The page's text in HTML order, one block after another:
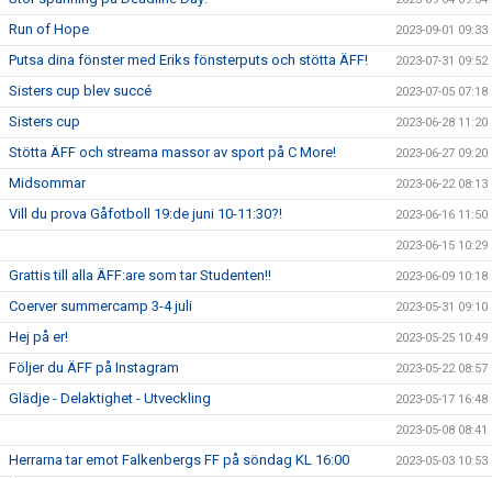
Run of Hope 2023-09-01 09:33
Putsa dina fönster med Eriks fönsterputs och stötta ÄFF! 2023-07-31 09:52
Sisters cup blev succé 2023-07-05 07:18
Sisters cup 2023-06-28 11:20
Stötta ÄFF och streama massor av sport på C More! 2023-06-27 09:20
Midsommar 2023-06-22 08:13
Vill du prova Gåfotboll 19:de juni 10-11:30?! 2023-06-16 11:50
2023-06-15 10:29
Grattis till alla ÄFF:are som tar Studenten!! 2023-06-09 10:18
Coerver summercamp 3-4 juli 2023-05-31 09:10
Hej på er! 2023-05-25 10:49
Följer du ÄFF på Instagram 2023-05-22 08:57
Glädje - Delaktighet - Utveckling 2023-05-17 16:48
2023-05-08 08:41
Herrarna tar emot Falkenbergs FF på söndag KL 16:00 2023-05-03 10:53